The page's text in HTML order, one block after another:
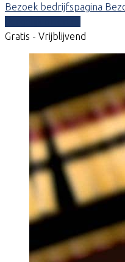
Bezoek bedrijfspagina
Gratis - Vrijblijvend